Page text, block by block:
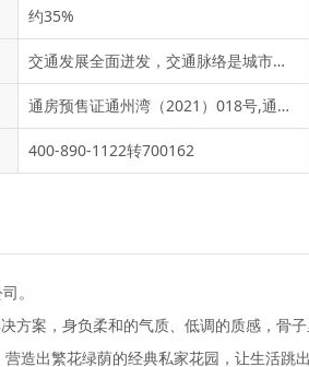
约35%
交通发展全面迸发，交通脉络是城市发展的先决条件。通州湾充分发挥区位优势，洋吕铁路、南通至通州湾高速、平海公路快速化改造、南通绕城高速、北沿江高铁等全面铺排，进一步加强与市区及周边港口的连通。朗诗·海映里项目傲居通州湾正席，临近g328和海宁线，**东海大道、乐海大道等城市主干道，多条路网贯通八方。更有滨海城际轨道(规划中)给湾区发展增开倍速模式，连接南通市区等区域。
通房预售证通州湾（2021）018号,通房预售证通州湾（2021）013号,通房预售证【2020】069号
400-890-1122转700162
。
案，身负柔和的气质、低调的质感，骨子
出繁花绿荫的经典私家花园，让生活跳